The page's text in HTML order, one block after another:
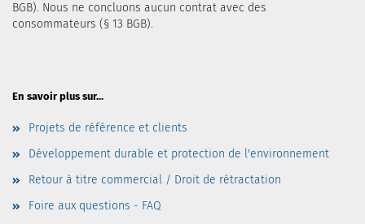
BGB). Nous ne concluons aucun contrat avec des
consommateurs (§ 13 BGB).
En savoir plus sur...
Projets de référence et clients
Développement durable et protection de l'environnement
Retour à titre commercial / Droit de rétractation
Foire aux questions - FAQ